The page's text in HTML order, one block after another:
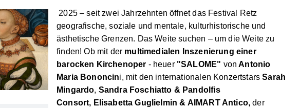
2025 – seit zwei Jahrzehnten öffnet das Festival Retz
geografische, soziale und mentale, kulturhistorische und
ästhetische Grenzen. Das Weite suchen – um die Weite zu
finden! Ob mit der multimedialen Inszenierung einer
barocken Kirchenoper - heuer "SALOME" von Antonio
Maria Bononcini, mit den internationalen KonzertstarsSarah
Mingardo, Sandra Foschiatto & Pandolfis
Consort, Elisabetta Guglielmin & AIMART Antico, der